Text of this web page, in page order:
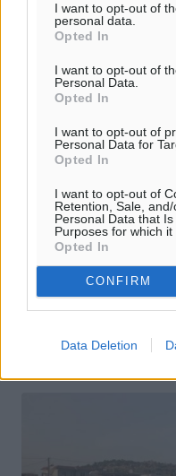
I want to opt-out of
personal data.
Opted In
I want to opt-out of
Personal Data.
Opted In
I want to opt-out of
Personal Data for
Opted In
I want to opt-out of
Retention, Sale,
Personal Data that
Purposes for which it
Opted In
CONFIRM
Data Deletion
Δυναμική η
Νοτίου Αιγαίου
Conference”
Η Ευρωπαϊκή Επιτροπή
Περιφερειάρχη τη
αναγνώρισης των
προγραμμάτων που
17.04.24, 15:00